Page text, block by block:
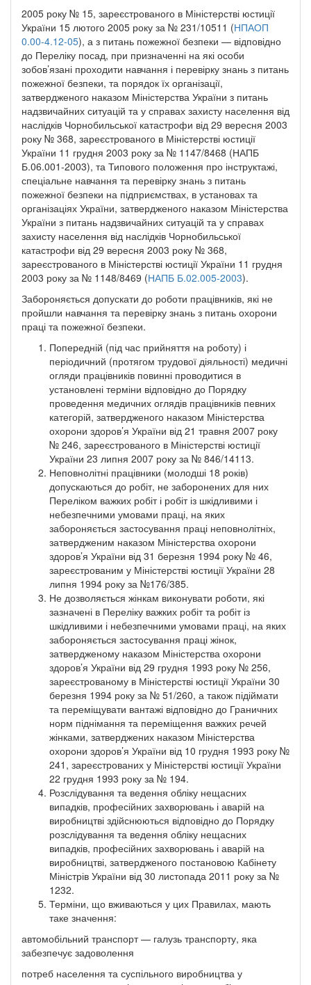
2005 року № 15, зареєстрованого в Міністерстві юстиції
України 15 лютого 2005 року за № 231/10511 (НПАОП
0.00-4.12-05), а з питань пожежної безпеки — відповідно
до Переліку посад, при призначенні на які особи
зобов’язані проходити навчання і перевірку знань з питань
пожежної безпеки, та порядок їх організації,
затвердженого наказом Міністерства України з питань
надзвичайних ситуацій та у справах захисту населення від
наслідків Чорнобильської катастрофи від 29 вересня 2003
року № 368, зареєстрованого в Міністерстві юстиції
України 11 грудня 2003 року за № 1147/8468 (НАПБ
Б.06.001-2003), та Типового положення про інструктажі,
спеціальне навчання та перевірку знань з питань
пожежної безпеки на підприємствах, в установах та
організаціях України, затвердженого наказом Міністерства
України з питань надзвичайних ситуацій та у справах
захисту населення від наслідків Чорнобильської
катастрофи від 29 вересня 2003 року № 368,
зареєстрованого в Міністерстві юстиції України 11 грудня
2003 року за № 1148/8469 (НАПБ Б.02.005-2003).
Забороняється допускати до роботи працівників, які не
пройшли навчання та перевірку знань з питань охорони
праці та пожежної безпеки.
Попередній (під час прийняття на роботу) і
періодичний (протягом трудової діяльності) медичні
огляди працівників повинні проводитися в
установлені терміни відповідно до Порядку
проведення медичних оглядів працівників певних
категорій, затвердженого наказом Міністерства
охорони здоров’я України від 21 травня 2007 року
№ 246, зареєстрованого в Міністерстві юстиції
України 23 липня 2007 року за № 846/14113.
Неповнолітні працівники (молодші 18 років)
допускаються до робіт, не заборонених для них
Переліком важких робіт і робіт із шкідливими і
небезпечними умовами праці, на яких
забороняється застосування праці неповнолітніх,
затвердженим наказом Міністерства охорони
здоров’я України від 31 березня 1994 року № 46,
зареєстрованим у Міністерстві юстиції України 28
липня 1994 року за №176/385.
Не дозволяється жінкам виконувати роботи, які
зазначені в Переліку важких робіт та робіт із
шкідливими і небезпечними умовами праці, на яких
забороняється застосування праці жінок,
затвердженому наказом Міністерства охорони
здоров’я України від 29 грудня 1993 року № 256,
зареєстрованому в Міністерстві юстиції України 30
березня 1994 року за № 51/260, а також підіймати
та переміщувати вантажі відповідно до Граничних
норм піднімання та переміщення важких речей
жінками, затверджених наказом Міністерства
охорони здоров’я України від 10 грудня 1993 року №
241, зареєстрованих у Міністерстві юстиції України
22 грудня 1993 року за № 194.
Розслідування та ведення обліку нещасних
випадків, професійних захворювань і аварій на
виробництві здійснюються відповідно до Порядку
розслідування та ведення обліку нещасних
випадків, професійних захворювань і аварій на
виробництві, затвердженого постановою Кабінету
Міністрів України від 30 листопада 2011 року за №
1232.
Терміни, що вживаються у цих Правилах, мають
таке значення:
автомобільний транспорт — галузь транспорту, яка
забезпечує задоволення
потреб населення та суспільного виробництва у